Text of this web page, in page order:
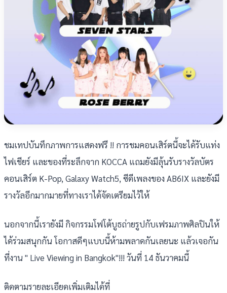
ชมเทปบันทึกภาพการแสดงฟรี !! การชมคอนเสิร์ตนี้จะได้รับแท่ง
ไฟเชียร์ และของที่ระลึกจาก KOCCA แถมยังมีลุ้นรับรางวัลบัตร
คอนเสิร์ต K-Pop, Galaxy Watch5, ซีดีเพลงของ AB6IX และยังมี
รางวัลอีกมากมายที่ทางเราได้จัดเตรียมไว้ให้
นอกจากนี้เรายังมี กิจกรรมโฟโต้บูธถ่ายรูปกับเฟรมภาพศิลปินให้
ได้ร่วมสนุกกัน โอกาสดีๆแบบนี้ห้ามพลาดกันเลยนะ แล้วเจอกัน
ที่งาน " Live Viewing in Bangkok"!!! วันที่ 14 ธันวาคมนี้
ติดตามรายละเอียดเพิ่มเติมได้ที่